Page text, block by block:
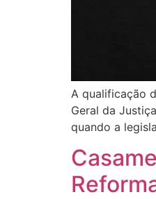
A qualificação
Geral da
quando a